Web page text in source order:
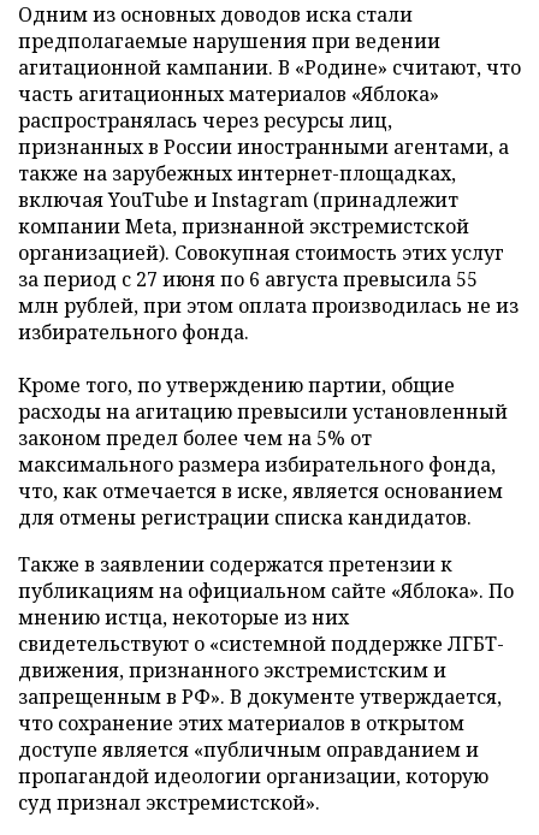
Одним из основных доводов иска стали
предполагаемые нарушения при ведении
агитационной кампании. В «Родине» считают, что
часть агитационных материалов «Яблока»
распространялась через ресурсы лиц,
признанных в России иностранными агентами, а
также на зарубежных интернет-площадках,
включая YouTube и Instagram (принадлежит
компании Meta, признанной экстремистской
организацией). Совокупная стоимость этих услуг
за период с 27 июня по 6 августа превысила 55
млн рублей, при этом оплата производилась не из
избирательного фонда.
Кроме того, по утверждению партии, общие
расходы на агитацию превысили установленный
законом предел более чем на 5% от
максимального размера избирательного фонда,
что, как отмечается в иске, является основанием
для отмены регистрации списка кандидатов.
Также в заявлении содержатся претензии к
публикациям на официальном сайте «Яблока». По
мнению истца, некоторые из них
свидетельствуют о «системной поддержке ЛГБТ-
движения, признанного экстремистским и
запрещенным в РФ». В документе утверждается,
что сохранение этих материалов в открытом
доступе является «публичным оправданием и
пропагандой идеологии организации, которую
суд признал экстремистской».